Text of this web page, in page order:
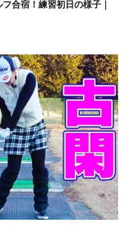
合宿！練習初日の様子｜